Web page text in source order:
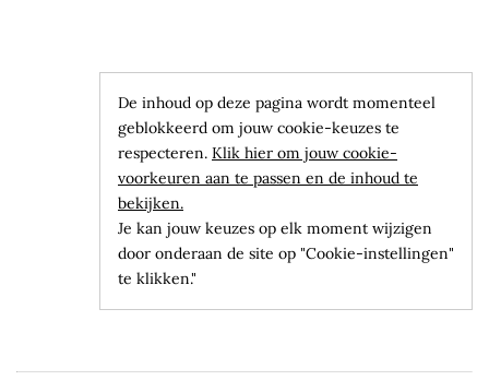
De inhoud op deze pagina wordt momenteel
geblokkeerd om jouw cookie-keuzes te
respecteren. Klik hier om jouw cookie-
voorkeuren aan te passen en de inhoud te
bekijken.
Je kan jouw keuzes op elk moment wijzigen
door onderaan de site op "Cookie-instellingen"
te klikken."